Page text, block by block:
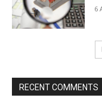
6
RECENT COMMENTS